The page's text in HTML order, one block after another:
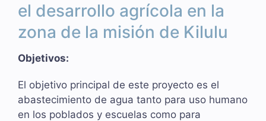
el desarrollo agrícola en la
zona de la misión de Kilulu
Objetivos:
El objetivo principal de este proyecto es el
abastecimiento de agua tanto para uso humano
en los poblados y escuelas como para